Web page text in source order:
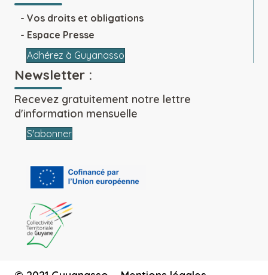
Vos droits et obligations
Espace Presse
Adhérez à Guyanasso
Newsletter :
Recevez gratuitement notre lettre
d'information mensuelle
S'abonner